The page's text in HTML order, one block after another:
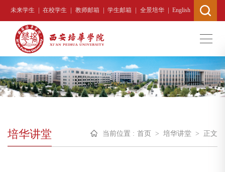
未来学生 | 在校学生 | 教师邮箱 | 学生邮箱 | 全景培华 | English
培华讲堂 当前位置 : 首页 > 培华讲堂 > 正文